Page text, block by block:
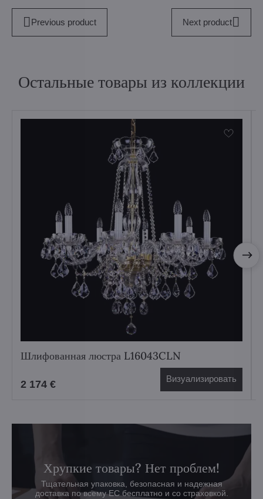
Previous product Next product
Остальные товары из коллекции
Шлифованная люстра L16043CLN
2 174 € Визуализировать
Хрупкие товары? Нет проблем!
Тщательная упаковка, безопасная и надежная
доставка по всему ЕС бесплатно и со страховкой.